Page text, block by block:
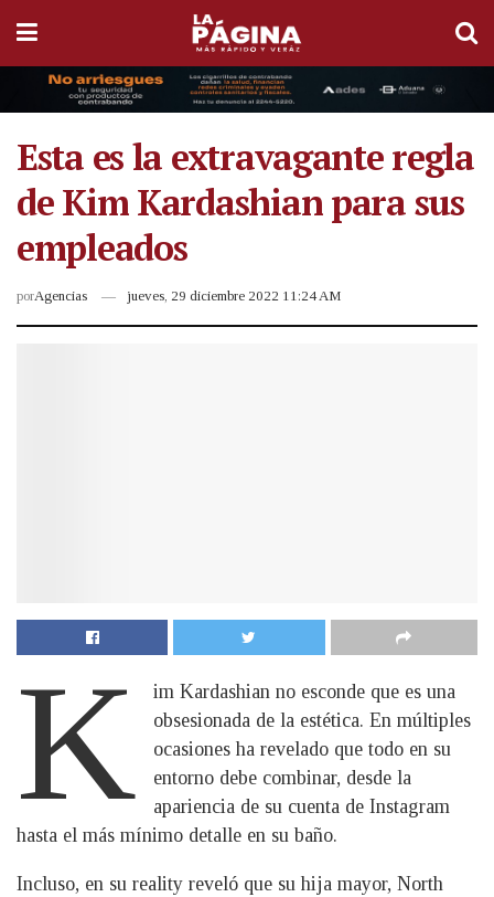
Esta es la extravagante regla
de Kim Kardashian para sus
empleados
porAgencias jueves, 29 diciembre 2022 11:24 AM
K
im Kardashian no esconde que es una
obsesionada de la estética. En múltiples
ocasiones ha revelado que todo en su
entorno debe combinar, desde la
apariencia de su cuenta de Instagram
hasta el más mínimo detalle en su baño.
Incluso, en su reality reveló que su hija mayor, North